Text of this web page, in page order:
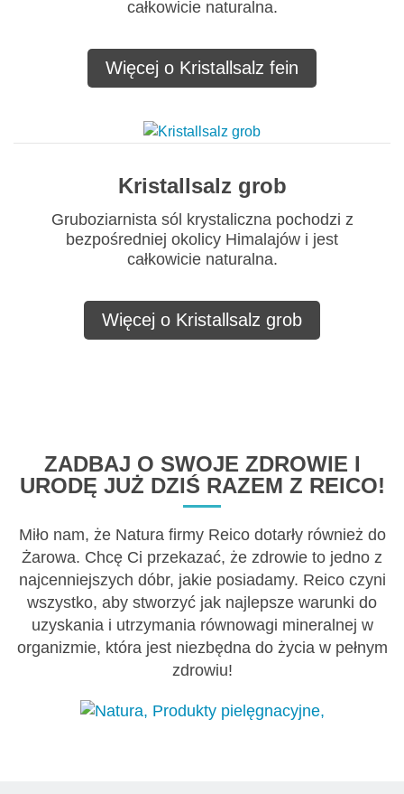
całkowicie naturalna.
Więcej o Kristallsalz fein
Kristallsalz grob
Gruboziarnista sól krystaliczna pochodzi z
bezpośredniej okolicy Himalajów i jest
całkowicie naturalna.
Więcej o Kristallsalz grob
ZADBAJ O SWOJE ZDROWIE I
URODĘ JUŻ DZIŚ RAZEM Z REICO!
Miło nam, że Natura firmy Reico dotarły również do
Żarowa. Chcę Ci przekazać, że zdrowie to jedno z
najcenniejszych dóbr, jakie posiadamy. Reico czyni
wszystko, aby stworzyć jak najlepsze warunki do
uzyskania i utrzymania równowagi mineralnej w
organizmie, która jest niezbędna do życia w pełnym
zdrowiu!